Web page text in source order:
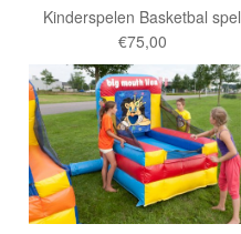
Kinderspelen Basketbal spel
€75,00